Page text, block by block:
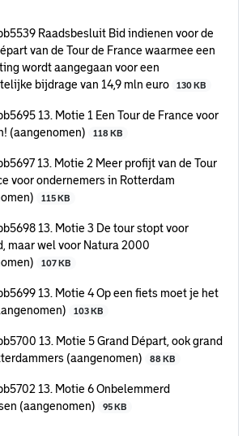
Raadsbesluit Bid indienen voor de
van de Tour de France waarmee een
wordt aangegaan voor een
bijdrage van 14,9 mln euro
130 KB
13. Motie 1 Een Tour de France voor
(aangenomen)
118 KB
13. Motie 2 Meer profijt van de Tour
voor ondernemers in Rotterdam
115 KB
13. Motie 3 De tour stopt voor
maar wel voor Natura 2000
107 KB
13. Motie 4 Op een fiets moet je het
103 KB
13. Motie 5 Grand Départ, ook grand
(aangenomen)
88 KB
13. Motie 6 Onbelemmerd
(aangenomen)
95 KB